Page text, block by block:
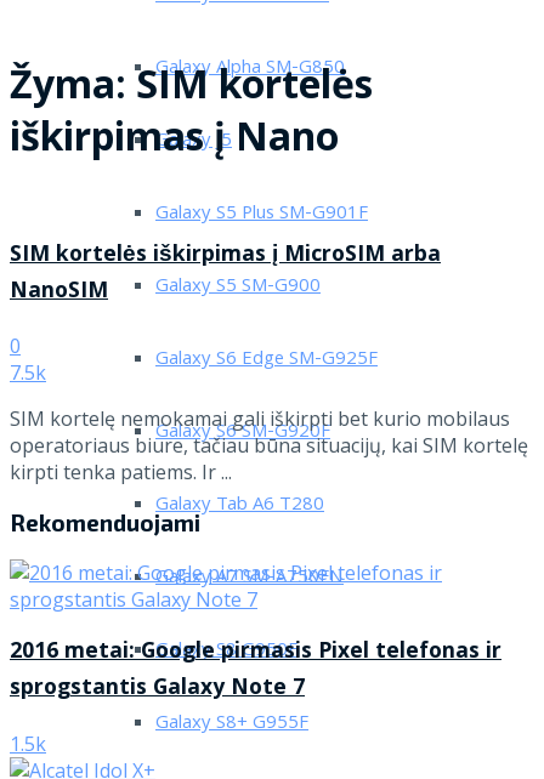
Galaxy Alpha SM-G850
Galaxy J5
Galaxy S5 Plus SM-G901F
Galaxy S5 SM-G900
Galaxy S6 Edge SM-G925F
Galaxy S6 SM-G920F
Galaxy Tab A6 T280
Galaxy A7 SM-A750FN
Galaxy S8 G950F
Galaxy S8+ G955F
Žyma:SIM kortelės
iškirpimas į Nano
SIM kortelės iškirpimas į MicroSIM arba
NanoSIM
0
7.5k
SIM kortelę nemokamai gali iškirpti bet kurio mobilaus
operatoriaus biure, tačiau būna situacijų, kai SIM kortelę
kirpti tenka patiems. Ir ...
Rekomenduojami
2016 metai: Google pirmasis Pixel telefonas ir
sprogstantis Galaxy Note 7
1.5k